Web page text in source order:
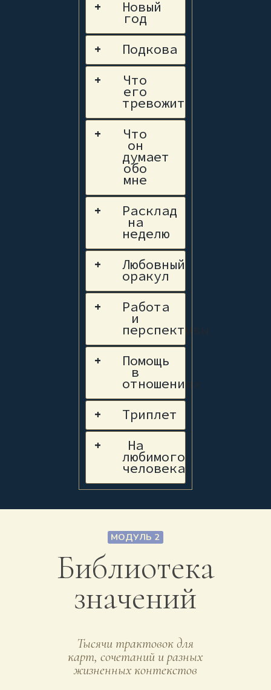
+ Новый
год
+ Подкова
+ Что
его
тревожит
+ Что
он
думает
обо
мне
+ Расклад
на
неделю
+ Любовный
оракул
+ Работа
и
перспективы
+ Помощь
в
отношениях
+ Триплет
+ На
любимого
человека
МОДУЛЬ 2
Библиотека
значений
Тысячи трактовок для
карт, сочетаний и разных
жизненных контекстов